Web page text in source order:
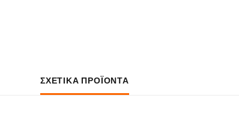
ΣΧΕΤΙΚΆ ΠΡΟΪΌΝΤΑ